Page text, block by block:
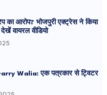
का आरोप? भोजपुरी एक्ट्रेस ने किया
वायरल वीडियो